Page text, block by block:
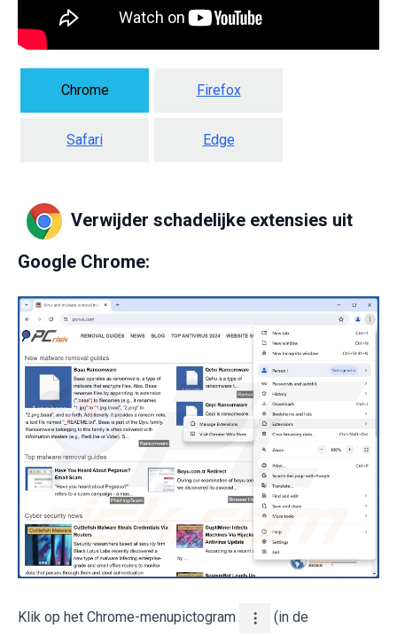
Chrome Firefox
Safari Edge
Verwijder schadelijke extensies uit
Google Chrome:
Klik op het Chrome-menupictogram (in de